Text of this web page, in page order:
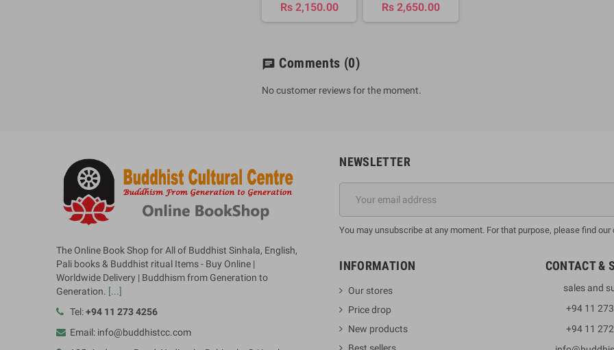
Rs 2,150.00 Rs 2,650.00
chat Comments (0)
No customer reviews for the moment.
The Online Book Shop for All of Buddhist Sinhala, English,
Pali books & Buddhist ritual Items - Buy Online |
Worldwide Delivery | Buddhism from Generation to
Generation. [...]
Tel:+94 11 273 4256
Email: info@buddhistcc.com
NEWSLETTER
You may unsubscribe at any moment. For that purpose, please find
INFORMATION
Our stores
Price drop
New products
CONTACT &
sales and
+94 11
+94 11